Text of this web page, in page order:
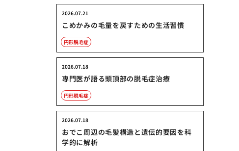
こめかみの毛量を戻すための生活習慣
2026.07.21
円形脱毛症
専門医が語る頭頂部の脱毛症治療
2026.07.18
円形脱毛症
おでこ周辺の毛髪構造と遺伝的要因を科
学的に解析
2026.07.18